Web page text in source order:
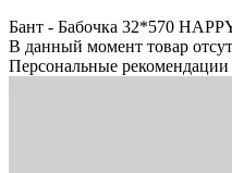
Бант - Бабочка 32*570
В данный момент товар
Персональные рекомендации